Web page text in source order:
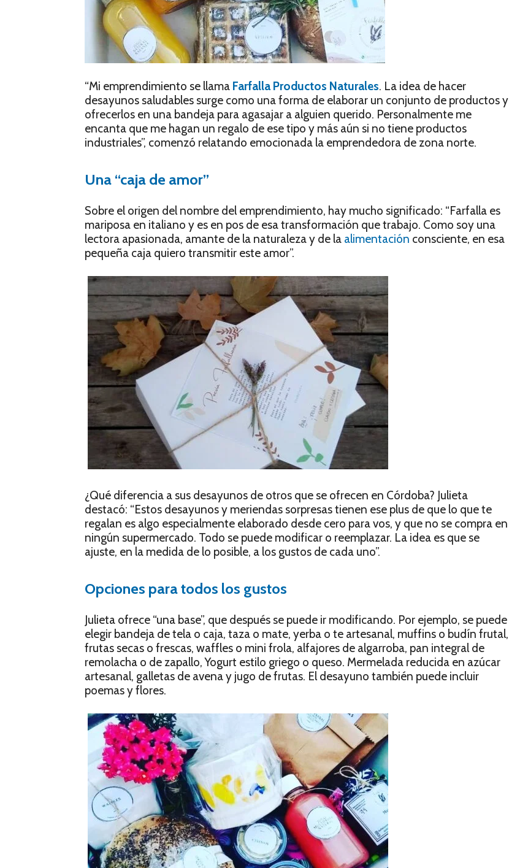
“Mi emprendimiento se llama Farfalla Productos Naturales. La idea de hacer
desayunos saludables surge como una forma de elaborar un conjunto de productos y
ofrecerlos en una bandeja para agasajar a alguien querido. Personalmente me
encanta que me hagan un regalo de ese tipo y más aún si no tiene productos
industriales”, comenzó relatando emocionada la emprendedora de zona norte.
Una “caja de amor”
Sobre el origen del nombre del emprendimiento, hay mucho significado: “Farfalla es
mariposa en italiano y es en pos de esa transformación que trabajo. Como soy una
lectora apasionada, amante de la naturaleza y de la alimentación consciente, en esa
pequeña caja quiero transmitir este amor”.
¿Qué diferencia a sus desayunos de otros que se ofrecen en Córdoba? Julieta
destacó: “Estos desayunos y meriendas sorpresas tienen ese plus de que lo que te
regalan es algo especialmente elaborado desde cero para vos, y que no se compra en
ningún supermercado. Todo se puede modificar o reemplazar. La idea es que se
ajuste, en la medida de lo posible, a los gustos de cada uno”.
Opciones para todos los gustos
Julieta ofrece “una base”, que después se puede ir modificando. Por ejemplo, se puede
elegir bandeja de tela o caja, taza o mate, yerba o te artesanal, muffins o budín frutal,
frutas secas o frescas, waffles o mini frola, alfajores de algarroba, pan integral de
remolacha o de zapallo, Yogurt estilo griego o queso. Mermelada reducida en azúcar
artesanal, galletas de avena y jugo de frutas. El desayuno también puede incluir
poemas y flores.